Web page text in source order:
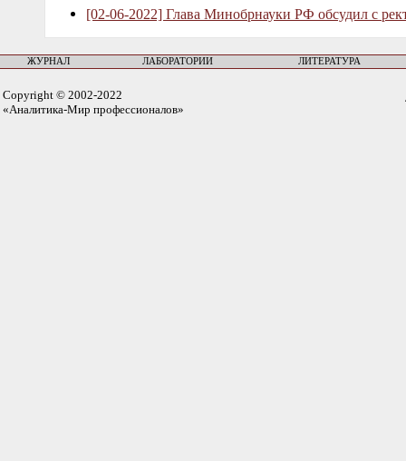
[02-06-2022] Глава Минобрнауки РФ обсудил с
ЖУРНАЛ ЛАБОРАТОРИИ ЛИТЕРАТУРА
Copyright © 2002-2022
«Аналитика-Мир профессионалов»